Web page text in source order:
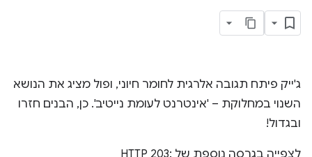
ג'ייק פיתח תגובה אלרגית לחומר חיוני, ופול מציג את הנושא
השנוי במחלוקת – 'אינטרנט לעומת נייטיב'. כן, הבנים חזרו
ובגדול!
לצפייה בגרסה נוספת של HTTP 203: